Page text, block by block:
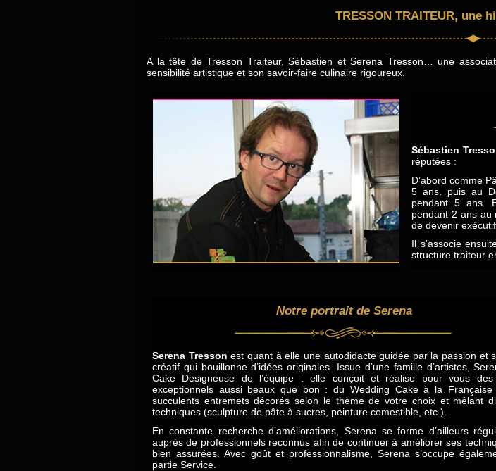
TRESSON TRAITEUR, une
A la tête de Tresson Traiteur, Sébastien et Serena Tresson… une
sensibilité artistique et son savoir-faire culinaire rigoureux.
Sébastien
réputées :
D’abord comme
5 ans, puis au
pendant 5 ans.
pendant 2 ans au
de devenir
Il s’associe
structure traiteur
Notre portrait de Serena
Serena Tresson est quant à elle une autodidacte guidée par la passion et
créatif qui bouillonne d’idées originales. Issue d’une famille d’artistes,
Cake Designeuse de l’équipe : elle conçoit et réalise pour vous des
exceptionnels aussi beaux que bon : du Wedding Cake à la
succulents entremets décorés selon le thème de votre choix et mêlant
techniques (sculpture de pâte à sucres, peinture comestible, etc.).
En constante recherche d’améliorations, Serena se forme d’ailleurs
auprès de professionnels reconnus afin de continuer à améliorer ses
bien assurées. Avec goût et professionnalisme, Serena s’occupe
partie Service.